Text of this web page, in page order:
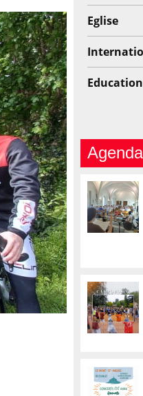
Eglise
Education
Agenda